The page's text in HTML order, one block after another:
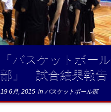
...続きを読む
「バスケットボール
部」 試合結果報告
19 6月, 2015 inバスケットボール部